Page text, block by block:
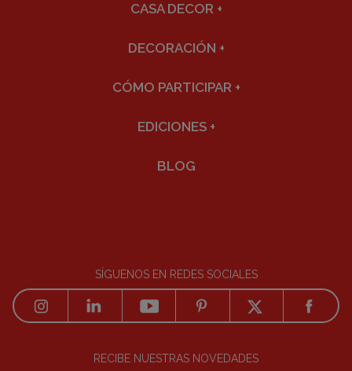
CASA DECOR +
DECORACIÓN +
CÓMO PARTICIPAR +
EDICIONES +
BLOG
SÍGUENOS EN REDES SOCIALES
RECIBE NUESTRAS NOVEDADES